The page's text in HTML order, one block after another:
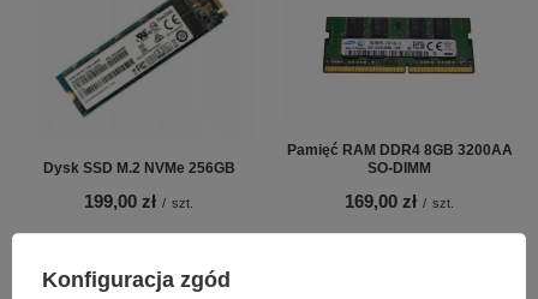
Dysk SSD M.2 NVMe 256GB
199,00 zł / szt.
Pamięć RAM DDR4 8GB 3200AA
SO-DIMM
169,00 zł / szt.
Konfiguracja zgód